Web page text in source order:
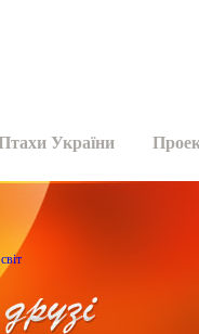
України